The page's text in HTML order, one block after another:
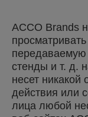
ACCO Brands
стенды и т. д.
несет никакой
действия или
лица любой